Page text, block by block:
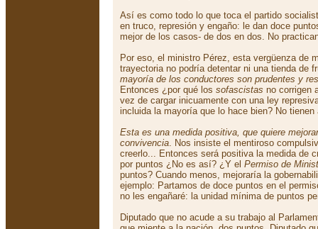
Así es como todo lo que toca el partido
en truco, represión y engaño: le dan doce
mejor de los casos- de dos en dos. No
Por eso, el ministro Pérez, esta vergüenza de
trayectoria no podría detentar ni una tienda de
mayoría de los conductores son prudentes y
Entonces ¿por qué los sofascistas no corrigen
vez de cargar inicuamente con una ley
incluida la mayoría que lo hace bien? No tienen
Esta es una medida positiva, que quiere
convivencia. Nos insiste el mentiroso
creerlo... Entonces será positiva la medida de
por puntos ¿No es así? ¿Y el Permiso de
puntos? Cuando menos, mejoraría la
ejemplo: Partamos de doce puntos en el
no les engañaré: la unidad mínima de puntos
Diputado que no acude a su trabajo al